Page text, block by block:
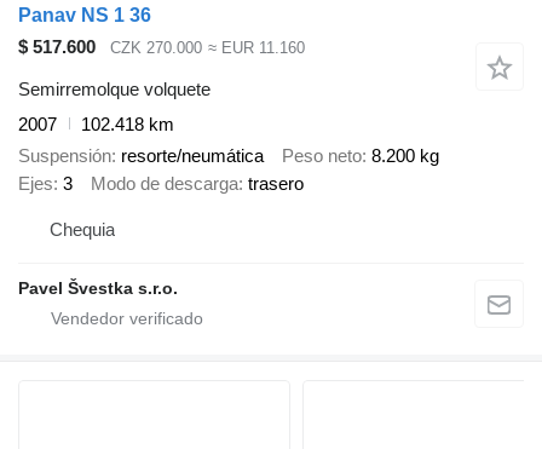
Panav NS 1 36
$ 517.600
CZK 270.000 ≈ EUR 11.160
Semirremolque volquete
2007
102.418 km
Suspensión resorte/neumática Peso neto 8.200 kg
Ejes 3 Modo de descarga trasero
Chequia
Pavel Švestka s.r.o.